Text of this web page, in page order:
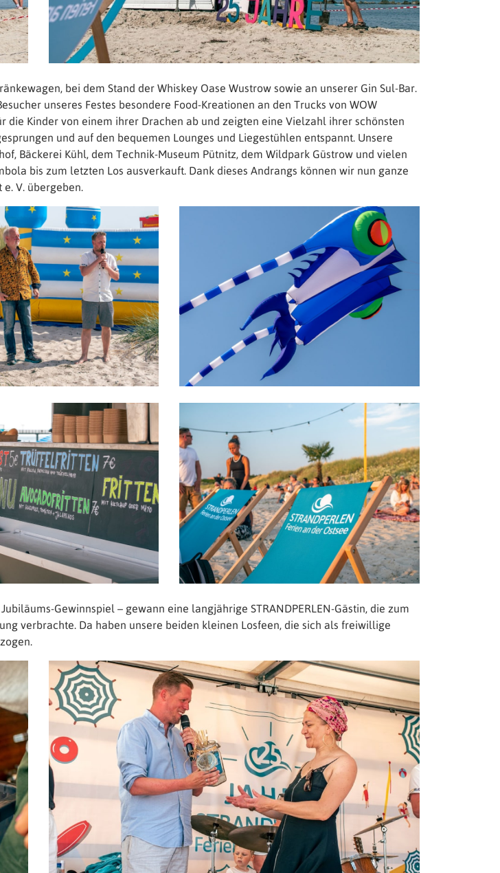
bei dem Stand der Whiskey Oase Wustrow sowie an unserer Gin Sul-Bar.
unseres Festes besondere Food-Kreationen an den Trucks von WOW
Kinder von einem ihrer Drachen ab und zeigten eine Vielzahl ihrer schönsten
und auf den bequemen Lounges und Liegestühlen entspannt. Unsere
Bäckerei Kühl, dem Technik-Museum Pütnitz, dem Wildpark Güstrow und vielen
bis zum letzten Los ausverkauft. Dank dieses Andrangs können wir nun ganze
V. übergeben.
Gewinnspiel – gewann eine langjährige STRANDPERLEN-Gästin, die zum
verbrachte. Da haben unsere beiden kleinen Losfeen, die sich als freiwillige